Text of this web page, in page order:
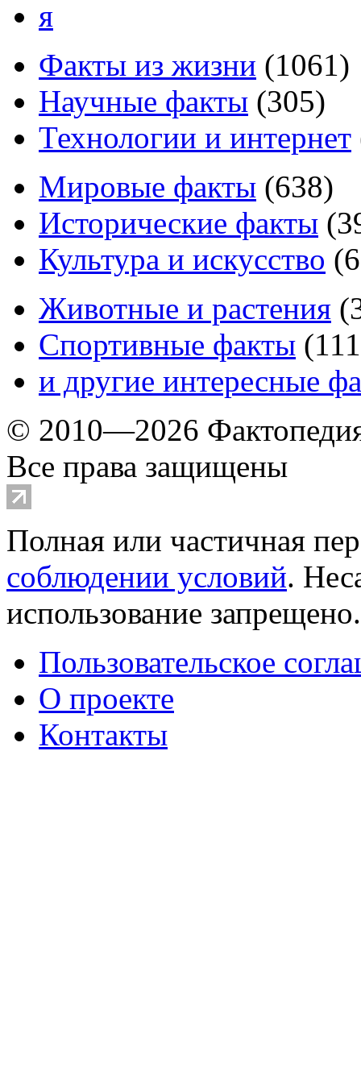
я
Факты из жизни (1061)
Научные факты (305)
Технологии и интернет
Мировые факты (638)
Исторические факты (
Культура и искусство (
Животные и растения (
Спортивные факты (111
и другие интересные
© 2010—2026
Все права защищены
Полная или частичная
соблюдении условий.
использование
Пользовательское
О проекте
Контакты